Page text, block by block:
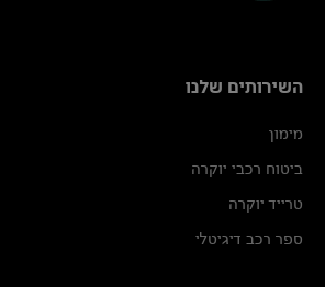
השירותים שלנו
מימון
ביטוח רכבי יוקרה
טרייד יוקרה
ספר רכב דיגיטלי